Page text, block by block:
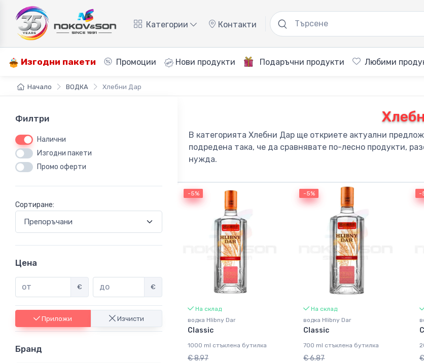
Категории Контакти
Изгодни пакети Промоции Нови продукти Подаръчни продукти Любими
Начало ВОДКА Хлебни Дар
Филтри
Налични
Изгодни пакети
Промо оферти
Сортиране:
Цена
€ €
Приложи Изчисти
Бранд
В категорията Хлебни Дар ще откриете актуални
подредена така, че да сравнявате по-лесно продукти,
нужда.
-5%
-5%
На склад
водка Hlibny Dar
Classic
1000 ml стъклена бутилка
€ 8.97
-5%
-5%
На склад
водка Hlibny Dar
Classic
700 ml стъклена бутилка
€ 6.87
-
-